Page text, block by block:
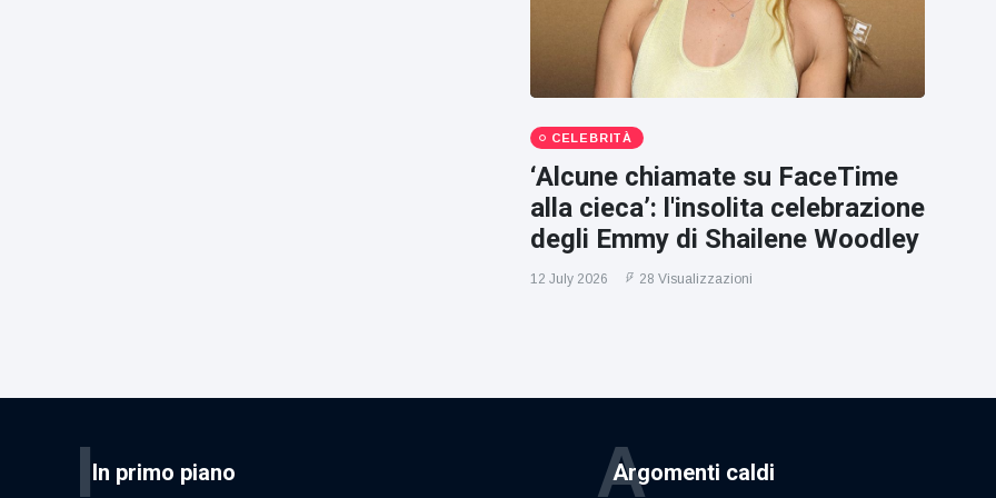
CELEBRITÀ
‘Alcune chiamate su FaceTime
alla cieca’: l'insolita celebrazione
degli Emmy di Shailene Woodley
12 July 2026 28 Visualizzazioni
In primo piano
I Argomenti caldi
A